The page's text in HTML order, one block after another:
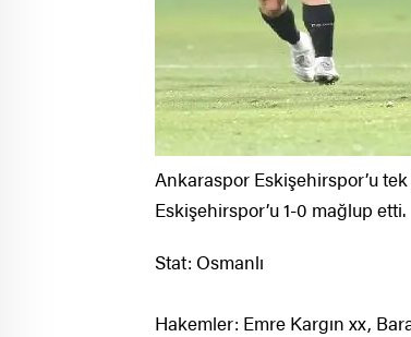
Ankaraspor Eskişehirspor’u
Eskişehirspor’u 1-0 mağlup etti.
Stat: Osmanlı
Hakemler: Emre Kargın xx,